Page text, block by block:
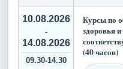
10.08.2026
-
14.08.2026
09.30-14.30
Курсы по
здоровья
(40 часов)